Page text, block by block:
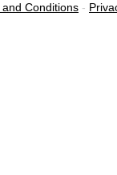
and Conditions -